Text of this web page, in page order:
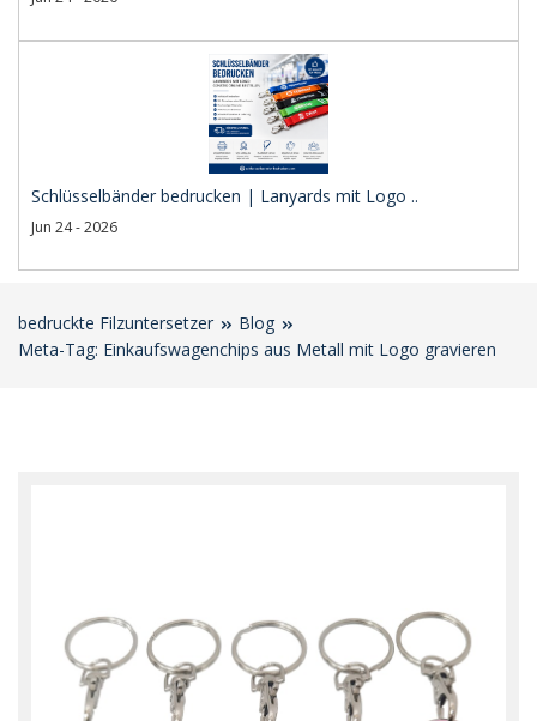
Schlüsselbänder bedrucken | Lanyards mit Logo ..
Jun 24 - 2026
bedruckte Filzuntersetzer
Blog
Meta-Tag: Einkaufswagenchips aus Metall mit Logo gravieren